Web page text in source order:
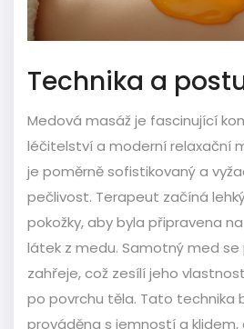
Technika a
Medová masáž je fascinující
léčitelství a moderní relaxační
je poměrně sofistikovaný a
pečlivost. Terapeut začíná
pokožky, aby byla připravena
látek z medu. Samotný med
zahřeje, což zesílí jeho
po povrchu těla. Tato technika
prováděna s jemností a klidem,